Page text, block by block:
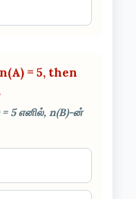
= 5, then
= 5 எனில், n(B)-ன்